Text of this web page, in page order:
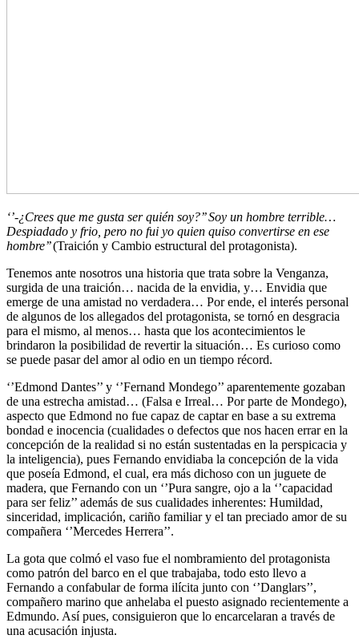
‘’-¿Crees que me gusta ser quién soy?’’ Soy un hombre terrible…
Despiadado y frio, pero no fui yo quien quiso convertirse en ese
hombre’’(Traición y Cambio estructural del protagonista).
Tenemos ante nosotros una historia que trata sobre la Venganza,
surgida de una traición… nacida de la envidia, y… Envidia que
emerge de una amistad no verdadera… Por ende, el interés personal
de algunos de los allegados del protagonista, se tornó en desgracia
para el mismo, al menos… hasta que los acontecimientos le
brindaron la posibilidad de revertir la situación… Es curioso como
se puede pasar del amor al odio en un tiempo récord.
‘’Edmond Dantes’’ y ‘’Fernand Mondego’’ aparentemente gozaban
de una estrecha amistad… (Falsa e Irreal… Por parte de Mondego),
aspecto que Edmond no fue capaz de captar en base a su extrema
bondad e inocencia (cualidades o defectos que nos hacen errar en la
concepción de la realidad si no están sustentadas en la perspicacia y
la inteligencia), pues Fernando envidiaba la concepción de la vida
que poseía Edmond, el cual, era más dichoso con un juguete de
madera, que Fernando con un ‘’Pura sangre, ojo a la ‘’capacidad
para ser feliz’’ además de sus cualidades inherentes: Humildad,
sinceridad, implicación, cariño familiar y el tan preciado amor de su
compañera ‘’Mercedes Herrera’’.
La gota que colmó el vaso fue el nombramiento del protagonista
como patrón del barco en el que trabajaba, todo esto llevo a
Fernando a confabular de forma ilícita junto con ‘’Danglars’’,
compañero marino que anhelaba el puesto asignado recientemente a
Edmundo. Así pues, consiguieron que lo encarcelaran a través de
una acusación injusta.